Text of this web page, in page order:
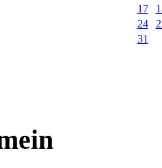
17
24
31